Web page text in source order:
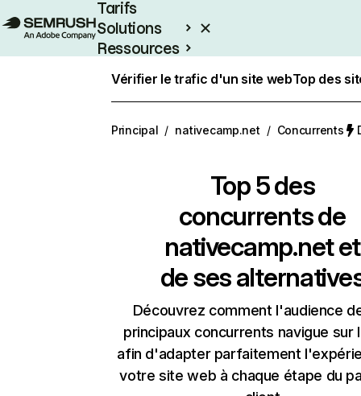
Tarifs
Solutions
Ressources
Vérifier le trafic d'un site webTop des
Principal / nativecamp.net / Concurrents
Top 5 des
concurrents de
nativecamp.net et
de ses
Découvrez comment l'audience
principaux concurrents navigue sur
afin d'adapter parfaitement
votre site web à chaque étape du